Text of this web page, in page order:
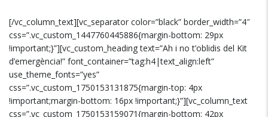
[/vc_column_text][vc_separator color=”black” border_width=”4″
css=”.vc_custom_1447760445886{margin-bottom: 29px
!important;}”][vc_custom_heading text=”Ah i no t’oblidis del Kit
d’emergència!” font_container=”tag:h4|text_align:left”
use_theme_fonts=”yes”
css=”.vc_custom_1750153131875{margin-top: 4px
!important;margin-bottom: 16px !important;}”][vc_column_text
css=”.vc_custom_1750153159071{margin-bottom: 42px